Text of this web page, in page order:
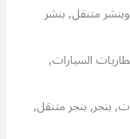
وبنشر متنقل, بنشر
السيارات,
بنجر, بنجر متنقل,